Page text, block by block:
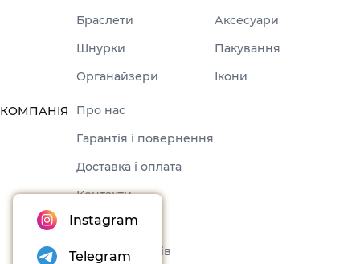
Браслети
Аксесуари
Шнурки
Пакування
Органайзери
Ікони
КОМПАНІЯ
Про нас
Гарантія і повернення
Доставка і оплата
Контакти
Оферта
Набори товарів
Instagram
Telegram